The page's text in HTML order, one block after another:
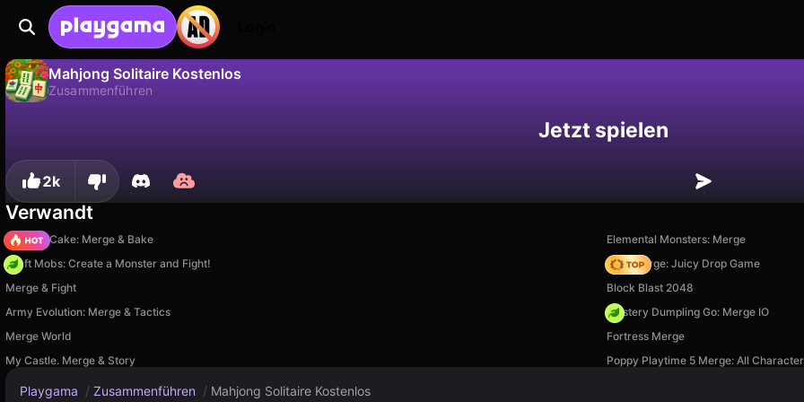
Mahjong Solitaire Kostenlos
Zusammenführen
Jetzt spielen
2k
Verwandt
Piece of Cake: Merge & Bake
Elemental Monsters: Merge
Craft Mobs: Create a Monster and Fight!
Fruit Merge: Juicy Drop Game
Merge & Fight
Block Blast 2048
Army Evolution: Merge & Tactics
Mystery Dumpling Go: Merge IO
Merge World
Fortress Merge
My Castle. Merge & Story
Poppy Playtime 5 Merge: All
Playgama / Zusammenführen / Mahjong Solitaire Kostenlos